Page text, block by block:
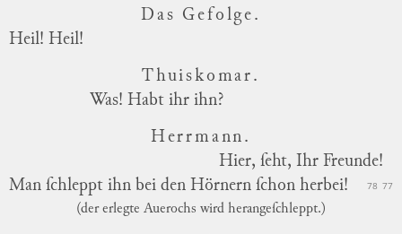
Das Gefolge.
Heil! Heil!
Thuiskomar.
Was! Habt ihr ihn?
Herrmann.
Hier, ſeht, Ihr Freunde!
77
Man ſchleppt ihn bei den Hörnern ſchon herbei! 78
(der erlegte Auerochs wird herangeſchleppt.)